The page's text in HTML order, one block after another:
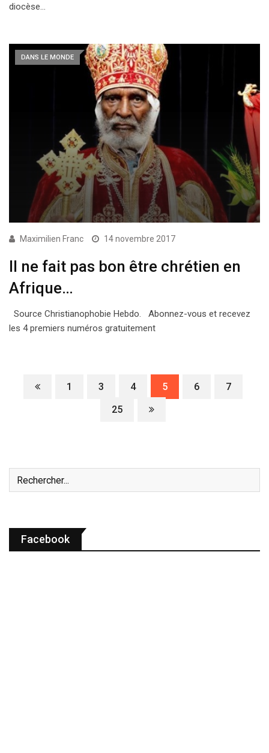
diocèse…
DANS LE MONDE
Maximilien Franc 14 novembre 2017
Il ne fait pas bon être chrétien en
Afrique…
Source Christianophobie Hebdo. Abonnez-vous et recevez
les 4 premiers numéros gratuitement
1 3 4 5 6
7
25
Facebook